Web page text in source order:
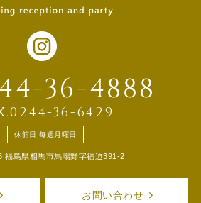
36-4888
36-6429
休館日 毎週月曜日
福島県相馬市馬場野字福迫391-2
お問い合わせ